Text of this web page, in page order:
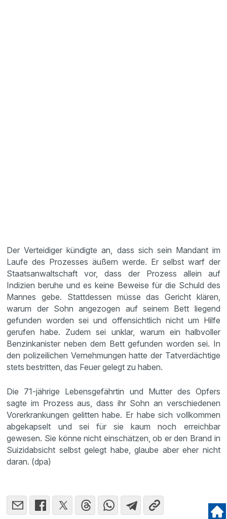
Der Verteidiger kündigte an, dass sich sein Mandant im
Laufe des Prozesses äußern werde. Er selbst warf der
Staatsanwaltschaft vor, dass der Prozess allein auf
Indizien beruhe und es keine Beweise für die Schuld des
Mannes gebe. Stattdessen müsse das Gericht klären,
warum der Sohn angezogen auf seinem Bett liegend
gefunden worden sei und offensichtlich nicht um Hilfe
gerufen habe. Zudem sei unklar, warum ein halbvoller
Benzinkanister neben dem Bett gefunden worden sei. In
den polizeilichen Vernehmungen hatte der Tatverdächtige
stets bestritten, das Feuer gelegt zu haben.
Die 71-jährige Lebensgefährtin und Mutter des Opfers
sagte im Prozess aus, dass ihr Sohn an verschiedenen
Vorerkrankungen gelitten habe. Er habe sich vollkommen
abgekapselt und sei für sie kaum noch erreichbar
gewesen. Sie könne nicht einschätzen, ob er den Brand in
Suizidabsicht selbst gelegt habe, glaube aber eher nicht
daran. (dpa)